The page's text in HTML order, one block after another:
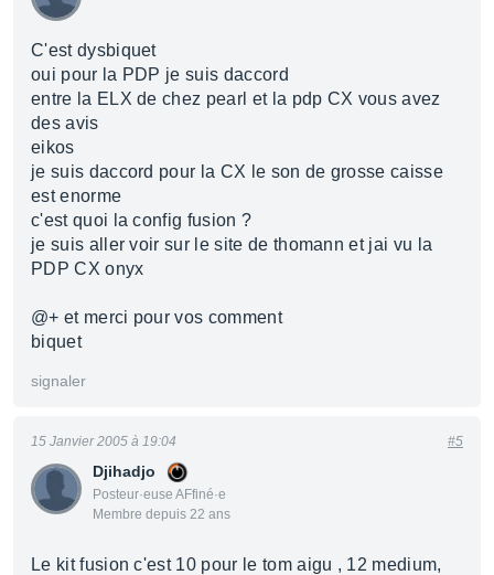
C'est dysbiquet
oui pour la PDP je suis daccord
entre la ELX de chez pearl et la pdp CX vous avez
des avis
eikos
je suis daccord pour la CX le son de grosse caisse
est enorme
c'est quoi la config fusion ?
je suis aller voir sur le site de thomann et jai vu la
PDP CX onyx
@+ et merci pour vos comment
biquet
signaler
Djihadjo
Posteur·euse AFfiné·e
Membre depuis 22 ans
15 Janvier 2005 à 19:04 #5
Le kit fusion c'est 10 pour le tom aigu , 12 medium,